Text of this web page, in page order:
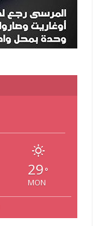
29 °
MON